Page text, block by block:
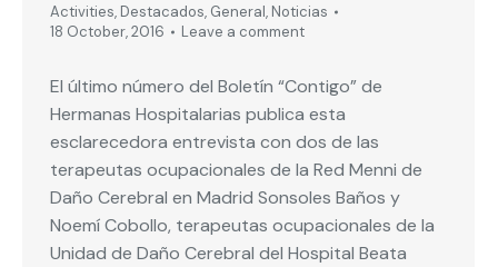
Activities, Destacados, General, Noticias
18 October, 2016
Leave a comment
El último número del Boletín “Contigo” de
Hermanas Hospitalarias publica esta
esclarecedora entrevista con dos de las
terapeutas ocupacionales de la Red Menni de
Daño Cerebral en Madrid Sonsoles Baños y
Noemí Cobollo, terapeutas ocupacionales de la
Unidad de Daño Cerebral del Hospital Beata